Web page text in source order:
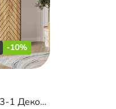
-10%
Шкаф-купе Салленс-3-1 Декор 1